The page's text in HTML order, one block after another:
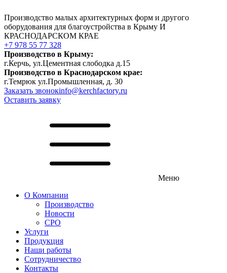
Производство малых архитектурных форм и другого
оборудования для благоустройства в Крыму И
КРАСНОДАРСКОМ КРАЕ
+7 978 55 77 328
Производство в Крыму:
г.Керчь, ул.Цементная слободка д.15
Производство в Краснодарском крае:
г.Темрюк ул.Промышленная, д. 30
Заказать звонокinfo@kerchfactory.ru
Оставить заявку
Меню
О Компании
Производство
Новости
СРО
Услуги
Продукция
Наши работы
Сотрудничество
Контакты